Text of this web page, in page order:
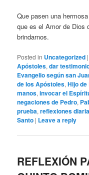
Que pasen una
que es el Amor de Dios
brindarnos.
Posted in Uncategorized
Apóstoles,dar
Evangelio según san
de los Apóstoles,Hijo de
manos,invocar el
negaciones de Pedro,
prueba,reflexiones
Santo | Leave a reply
REFLEXIÓN